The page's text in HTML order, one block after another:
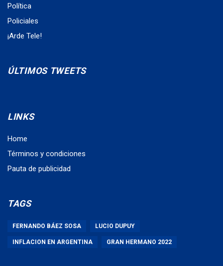
Política
Policiales
¡Arde Tele!
ÚLTIMOS TWEETS
LINKS
Home
Términos y condiciones
Pauta de publicidad
TAGS
FERNANDO BÁEZ SOSA LUCIO DUPUY
INFLACION EN ARGENTINA GRAN HERMANO 2022